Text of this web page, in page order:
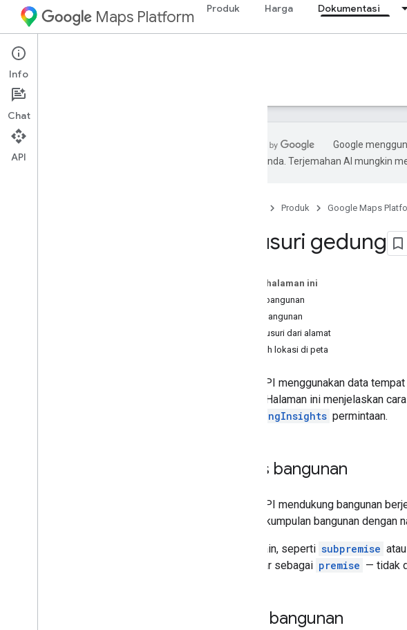
Maps Platform Produk Harga Dokumentasi
Environment
Panduan
Google
pilihan Anda. Terjemahan AI mungkin
Produk Google Maps
Telusuri gedung
Pada halaman ini
Jenis bangunan
Atap bangunan
Menelusuri dari alamat
Memilih lokasi di peta
Solar API menggunakan data
satelit. Halaman ini menjelaskan
buildingInsights permintaan.
Jenis bangunan
Solar API mendukung bangunan
atau sekumpulan bangunan dengan
Jenis lain, seperti subpremise
terdaftar sebagai premise — tidak
Atap bangunan
Info
Chat
API